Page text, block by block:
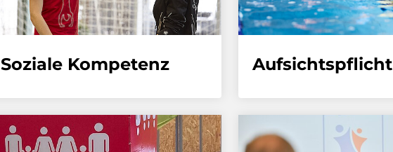
Soziale Kompetenz Aufsichtspflicht